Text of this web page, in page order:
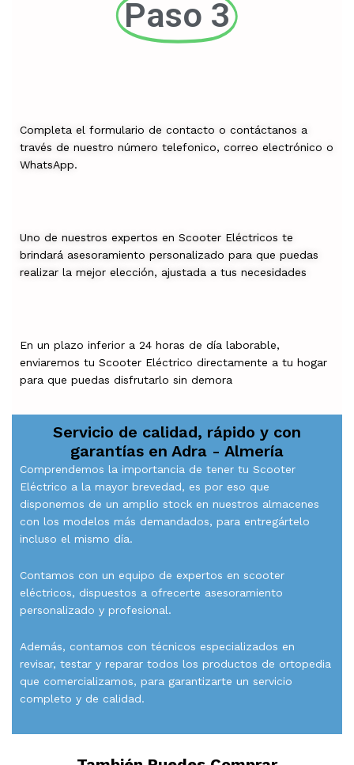
Paso 3
Completa el formulario de contacto o contáctanos a
través de nuestro número telefonico, correo electrónico o
WhatsApp.
Uno de nuestros expertos en Scooter Eléctricos te
brindará asesoramiento personalizado para que puedas
realizar la mejor elección, ajustada a tus necesidades
En un plazo inferior a 24 horas de día laborable,
enviaremos tu Scooter Eléctrico directamente a tu hogar
para que puedas disfrutarlo sin demora
Servicio de calidad, rápido y con
garantías en Adra - Almería
Comprendemos la importancia de tener tu Scooter
Eléctrico a la mayor brevedad, es por eso que
disponemos de un amplio stock en nuestros almacenes
con los modelos más demandados, para entregártelo
incluso el mismo día.
Contamos con un equipo de expertos en scooter
eléctricos, dispuestos a ofrecerte asesoramiento
personalizado y profesional.
Además, contamos con técnicos especializados en
revisar, testar y reparar todos los productos de ortopedia
que comercializamos, para garantizarte un servicio
completo y de calidad.